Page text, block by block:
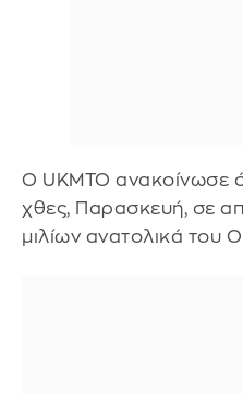
Ο UKMTO ανακοίνωσε
χθες, Παρασκευή, σε
μιλίων ανατολικά του